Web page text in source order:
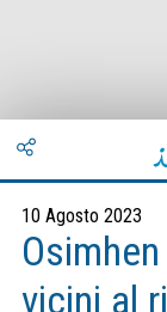
10 Agosto 2023
vicini al